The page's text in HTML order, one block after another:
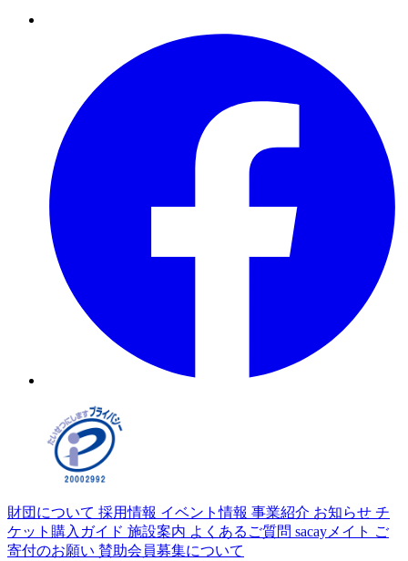
財団について 採用情報 イベント情報 事業紹介 お知らせ チ
ケット購入ガイド 施設案内 よくあるご質問 sacayメイト ご
寄付のお願い 賛助会員募集について